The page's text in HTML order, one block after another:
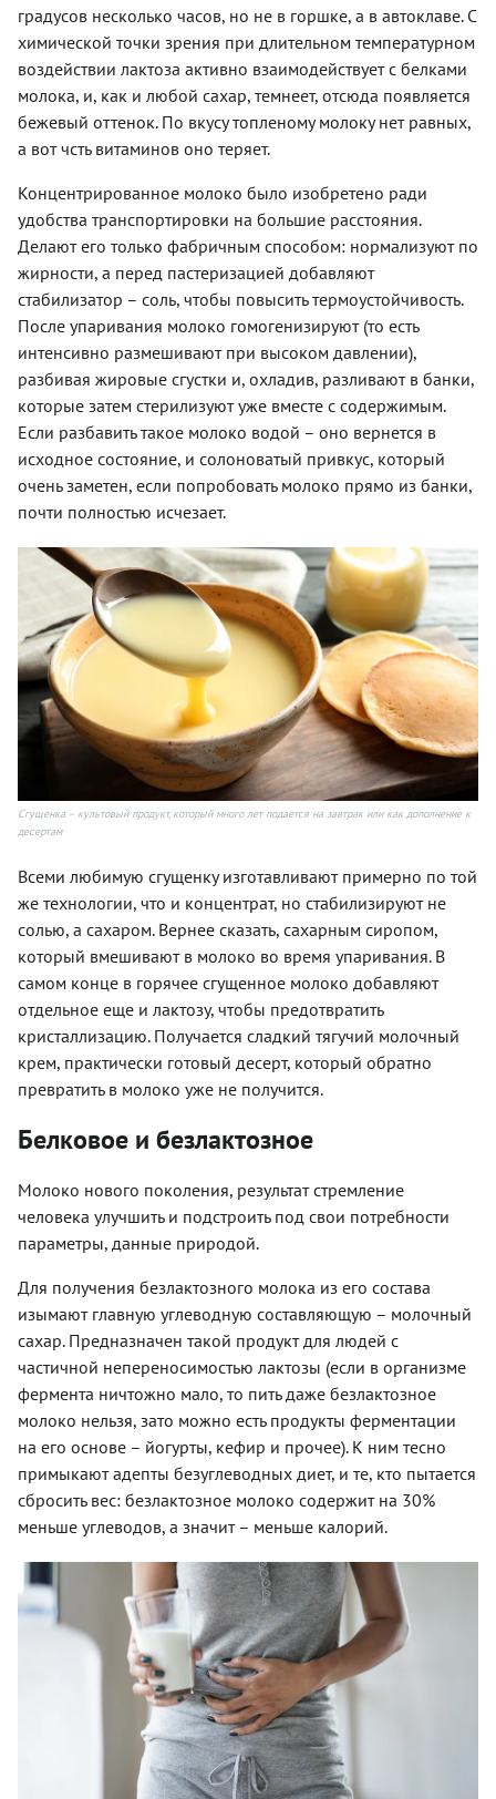
градусов несколько часов, но не в горшке, а в автоклаве. С
химической точки зрения при длительном температурном
воздействии лактоза активно взаимодействует с белками
молока, и, как и любой сахар, темнеет, отсюда появляется
бежевый оттенок. По вкусу топленому молоку нет равных,
а вот чсть витаминов оно теряет.
Концентрированное молоко было изобретено ради
удобства транспортировки на большие расстояния.
Делают его только фабричным способом: нормализуют по
жирности, а перед пастеризацией добавляют
стабилизатор – соль, чтобы повысить термоустойчивость.
После упаривания молоко гомогенизируют (то есть
интенсивно размешивают при высоком давлении),
разбивая жировые сгустки и, охладив, разливают в банки,
которые затем стерилизуют уже вместе с содержимым.
Если разбавить такое молоко водой – оно вернется в
исходное состояние, и солоноватый привкус, который
очень заметен, если попробовать молоко прямо из банки,
почти полностью исчезает.
Сгущенка – культовый продукт, который много лет подается на завтрак или как дополнение к
десертам
Всеми любимую сгущенку изготавливают примерно по той
же технологии, что и концентрат, но стабилизируют не
солью, а сахаром. Вернее сказать, сахарным сиропом,
который вмешивают в молоко во время упаривания. В
самом конце в горячее сгущенное молоко добавляют
отдельное еще и лактозу, чтобы предотвратить
кристаллизацию. Получается сладкий тягучий молочный
крем, практически готовый десерт, который обратно
превратить в молоко уже не получится.
Белковое и безлактозное
Молоко нового поколения, результат стремление
человека улучшить и подстроить под свои потребности
параметры, данные природой.
Для получения безлактозного молока из его состава
изымают главную углеводную составляющую – молочный
сахар. Предназначен такой продукт для людей с
частичной непереносимостью лактозы (если в организме
фермента ничтожно мало, то пить даже безлактозное
молоко нельзя, зато можно есть продукты ферментации
на его основе – йогурты, кефир и прочее). К ним тесно
примыкают адепты безуглеводных диет, и те, кто пытается
сбросить вес: безлактозное молоко содержит на 30%
меньше углеводов, а значит – меньше калорий.